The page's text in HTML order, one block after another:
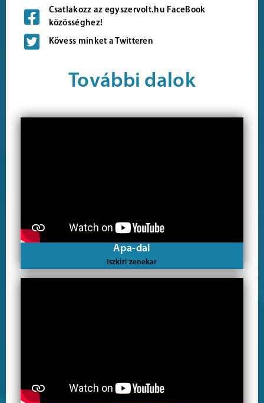
Csatlakozz az egyszervolt.hu FaceBook
közösséghez!
Kövess minket a Twitteren
További dalok
Apa-dal
Iszkiri zenekar